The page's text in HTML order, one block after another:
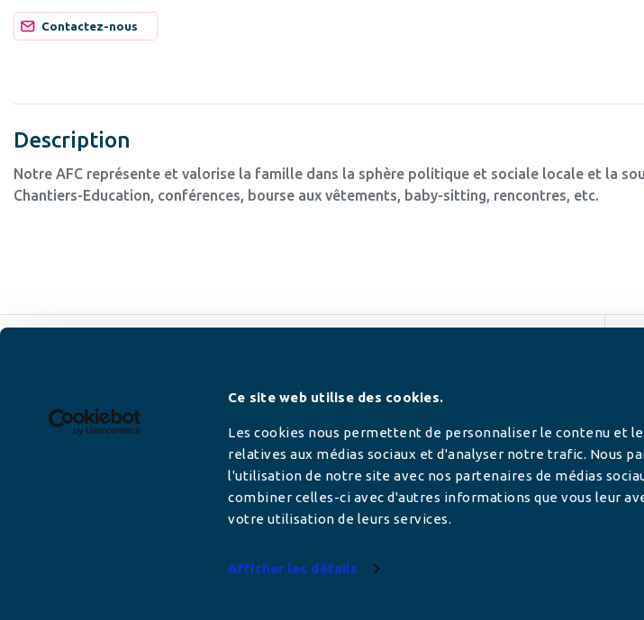
Ce site web utilise des cookies.
Les cookies nous permettent de personnaliser le contenu et
relatives aux médias sociaux et d'analyser notre trafic. Nous
l'utilisation de notre site avec nos partenaires de médias
combiner celles-ci avec d'autres informations que vous leur
votre utilisation de leurs services.
Afficher les détails
Contactez-nous
Description
Notre AFC représente et valorise la famille dans la sphère politique et sociale locale et la
Chantiers-Education, conférences, bourse aux vêtements, baby-sitting, rencontres, etc.
Newsletter